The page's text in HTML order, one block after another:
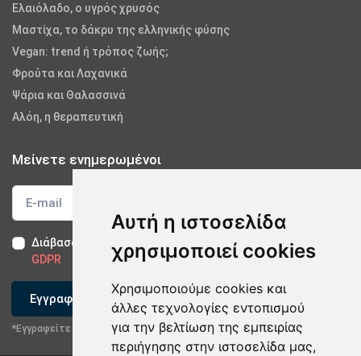
Αυτή η ιστοσελίδα
χρησιμοποιεί cookies
Χρησιμοποιούμε cookies και
άλλες τεχνολογίες εντοπισμού
για την βελτίωση της εμπειρίας
περιήγησης στην ιστοσελίδα μας,
Ελαιόλαδο, ο υγρός χρυσός
Μαστίχα, το δάκρυ της ελληνικής φύσης
Vegan: trend ή τρόπος ζωής;
Φρούτα και Λαχανικά
Ψάρια και Θαλασσινά
Αλόη, η θεραπευτική
Μείνετε ενημερωμένοι
Διάβασα και αποδέχομαι τους Όρους Χρήσης -
Δήλωση
GDPR
Εγγραφείτε
*Εγγραφείτε στο newsletter μας